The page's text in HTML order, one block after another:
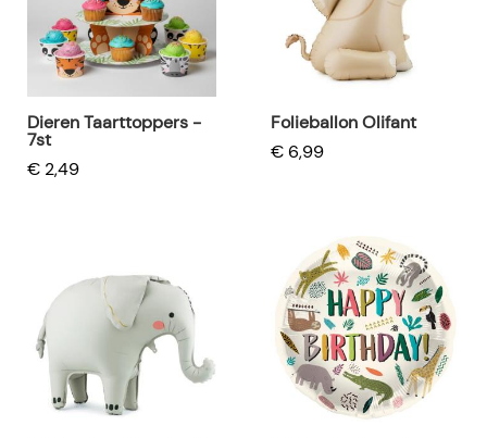
Dieren Taarttoppers -
7st
€ 2,49
Folieballon Olifant
€ 6,99